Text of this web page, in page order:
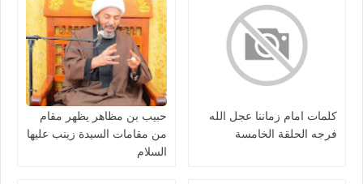
كلمات امام زماننا عجل الله
فرجه الحلقة الخامسة
حبيب بن مظاهر يظهر مقام
من مقامات السيدة زينب عليها
السلام